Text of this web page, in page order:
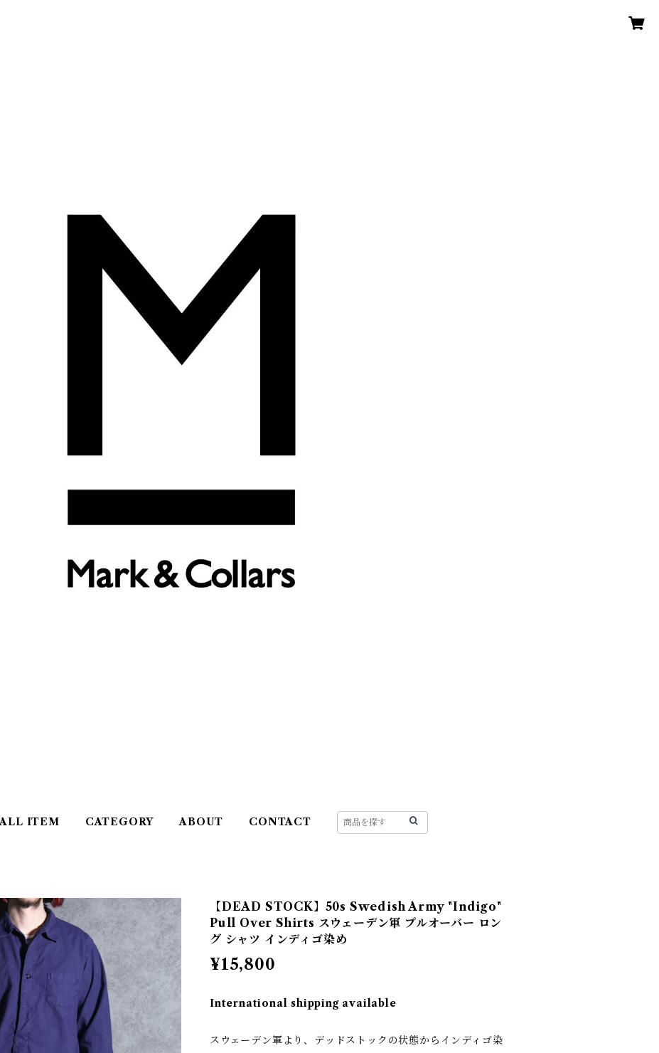
ALL ITEM CATEGORY ABOUT CONTACT
【DEAD STOCK】50s Swedish Army "Indigo"
Pull Over Shirts スウェーデン軍 プルオーバー ロン
グ シャツ インディゴ染め
¥15,800
International shipping available
スウェーデン軍より、デッドストックの状態からインディゴ染